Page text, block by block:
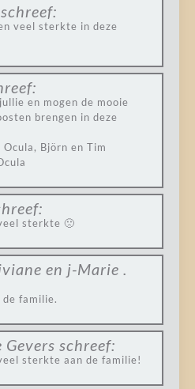
schreef:
veel sterkte in deze
en mogen de mooie
brengen in deze
Björn en Tim
sterkte 🙁
en j-Marie .
de familie.
schreef:
sterkte aan de familie!